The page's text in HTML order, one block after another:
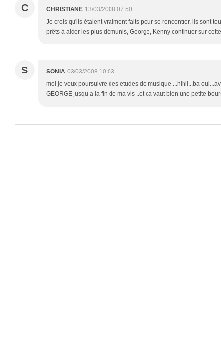
C CHRISTIANE 13/03/2008 07:50
Je crois qu'ils étaient vraiment faits pour se rencontrer, ils sont
prêts à aider les plus démunis, George, Kenny continuer sur
S SONIA 03/03/2008 10:03
moi je veux poursuivre des etudes de musique ...hihii...ba
GEORGE jusqu a la fin de ma vis ..et ca vaut bien une petite